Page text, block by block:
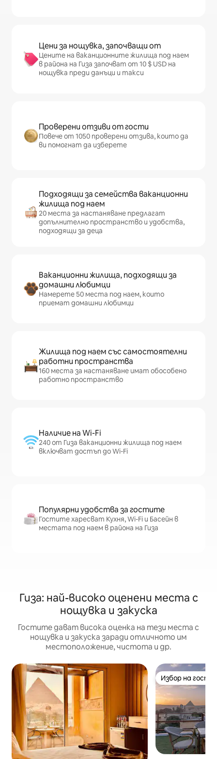
Цени за нощувка, започващи от
Цените на ваканционните жилища под наем
в района на Гиза започват от 10 $ USD на
нощувка преди данъци и такси
Проверени отзиви от гости
Повече от 1050 проверени отзива, които да
ви помогнат да изберете
Подходящи за семейства ваканционни
жилища под наем
20 места за настаняване предлагат
допълнително пространство и удобства,
подходящи за деца
Ваканционни жилища, подходящи за
домашни любимци
Намерете 50 места под наем, които
приемат домашни любимци
Жилища под наем със самостоятелни
работни пространства
160 места за настаняване имат обособено
работно пространство
Наличие на Wi-Fi
240 от Гиза ваканционни жилища под наем
включват достъп до Wi-Fi
Популярни удобства за гостите
Гостите харесват Кухня, Wi-Fi и Басейн в
местата под наем в района на Гиза
Гиза: най-високо оценени места с
нощувка и закуска
Гостите дават висока оценка на тези места с
нощувка и закуска заради отличното им
местоположение, чистота и др.
Избор на
Избор на